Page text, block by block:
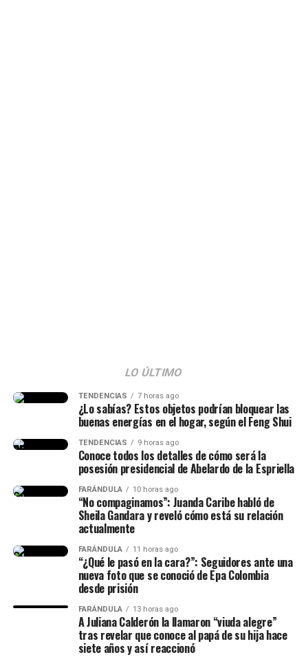
LO ÚLTIMO
TENDENCIAS 7 horas ago
¿Lo sabías? Estos objetos podrían bloquear las
buenas energías en el hogar, según el Feng Shui
TENDENCIAS 9 horas ago
Conoce todos los detalles de cómo será la
posesión presidencial de Abelardo de la Espriella
FARÁNDULA 10 horas ago
“No compaginamos”: Juanda Caribe habló de
Sheila Gandara y reveló cómo está su relación
actualmente
FARÁNDULA 11 horas ago
“¿Qué le pasó en la cara?”: Seguidores ante una
nueva foto que se conoció de Epa Colombia
desde prisión
FARÁNDULA 13 horas ago
A Juliana Calderón la llamaron “viuda alegre”
tras revelar que conoce al papá de su hija hace
siete años y así reaccionó